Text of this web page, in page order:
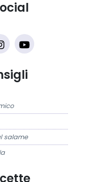
salame